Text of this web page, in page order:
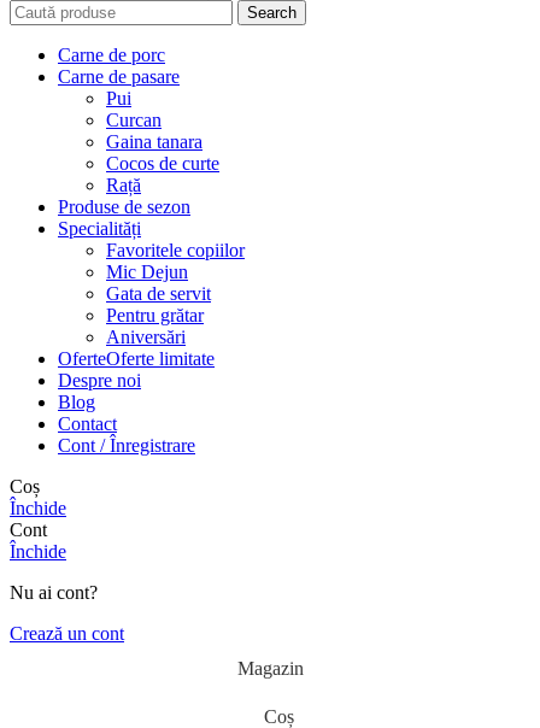
Search
Carne de porc
Carne de pasare
Pui
Curcan
Gaina tanara
Cocos de curte
Rață
Produse de sezon
Specialități
Favoritele copiilor
Mic Dejun
Gata de servit
Pentru grătar
Aniversări
OferteOferte limitate
Despre noi
Blog
Contact
Cont / Înregistrare
Coș
Închide
Cont
Închide
Nu ai cont?
Crează un cont
Magazin
Coș